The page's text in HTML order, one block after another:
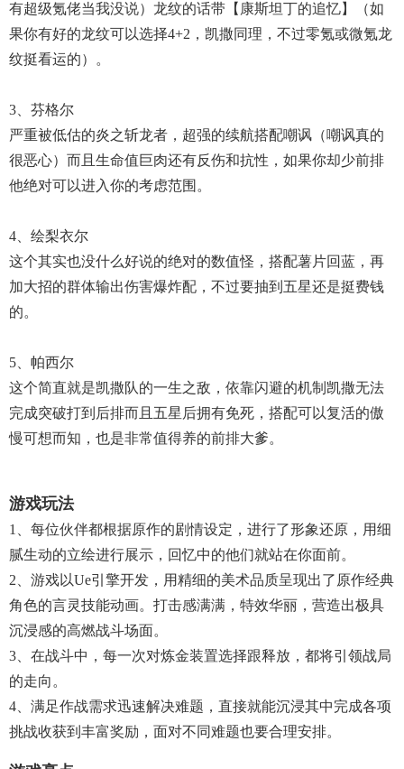
有超级氪佬当我没说）龙纹的话带【康斯坦丁的追忆】（如
果你有好的龙纹可以选择4+2，凯撒同理，不过零氪或微氪龙
纹挺看运的）。
3、芬格尔
严重被低估的炎之斩龙者，超强的续航搭配嘲讽（嘲讽真的
很恶心）而且生命值巨肉还有反伤和抗性，如果你却少前排
他绝对可以进入你的考虑范围。
4、绘梨衣尔
这个其实也没什么好说的绝对的数值怪，搭配薯片回蓝，再
加大招的群体输出伤害爆炸配，不过要抽到五星还是挺费钱
的。
5、帕西尔
这个简直就是凯撒队的一生之敌，依靠闪避的机制凯撒无法
完成突破打到后排而且五星后拥有免死，搭配可以复活的傲
慢可想而知，也是非常值得养的前排大爹。
游戏玩法
1、每位伙伴都根据原作的剧情设定，进行了形象还原，用细
腻生动的立绘进行展示，回忆中的他们就站在你面前。
2、游戏以ue引擎开发，用精细的美术品质呈现出了原作经典
角色的言灵技能动画。打击感满满，特效华丽，营造出极具
沉浸感的高燃战斗场面。
3、在战斗中，每一次对炼金装置选择跟释放，都将引领战局
的走向。
4、满足作战需求迅速解决难题，直接就能沉浸其中完成各项
挑战收获到丰富奖励，面对不同难题也要合理安排。